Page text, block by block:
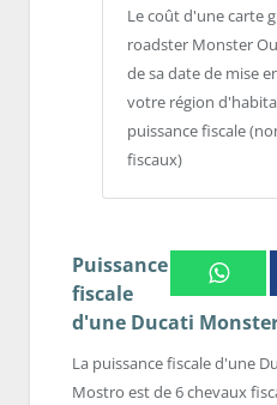
Le coût d'une carte
roadster Monster
de sa date de mise
votre région
puissance fiscale
fiscaux)
Puissance
fiscale
d'une Ducati
La puissance fiscale d'une
Mostro est de 6 chevaux